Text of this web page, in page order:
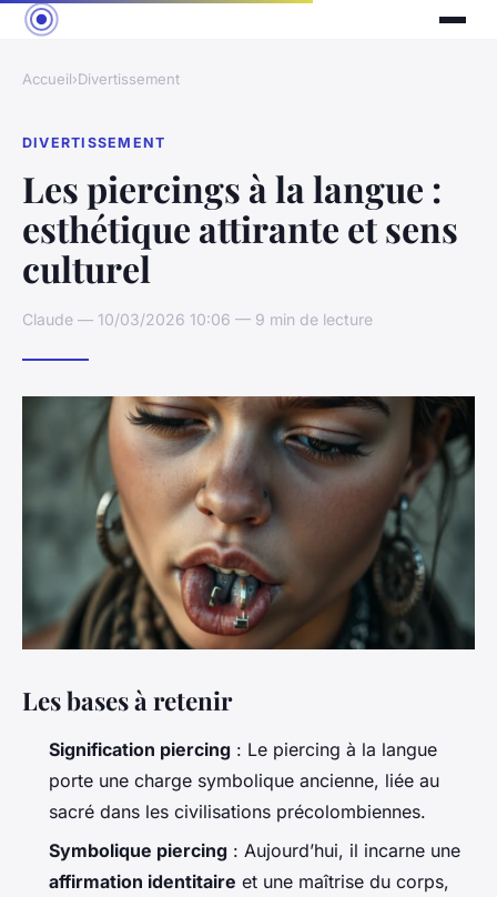
Accueil›Divertissement
DIVERTISSEMENT
Les piercings à la langue :
esthétique attirante et sens
culturel
Claude — 10/03/2026 10:06 — 9 min de lecture
Les bases à retenir
Signification piercing : Le piercing à la langue
porte une charge symbolique ancienne, liée au
sacré dans les civilisations précolombiennes.
Symbolique piercing : Aujourd’hui, il incarne une
affirmation identitaire et une maîtrise du corps,